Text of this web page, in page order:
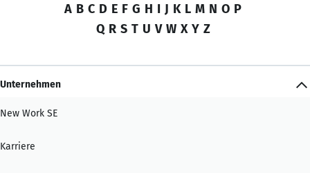
A B C D E F G H I J K L M N O P
Q R S T U V W X Y Z
Unternehmen
New Work SE
Karriere